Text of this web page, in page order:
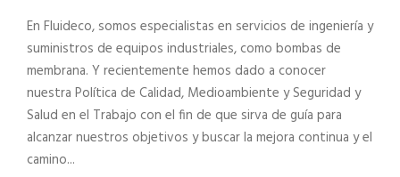
En Fluideco, somos especialistas en servicios de ingeniería y
suministros de equipos industriales, como bombas de
membrana. Y recientemente hemos dado a conocer
nuestra Política de Calidad, Medioambiente y Seguridad y
Salud en el Trabajo con el fin de que sirva de guía para
alcanzar nuestros objetivos y buscar la mejora continua y el
camino...